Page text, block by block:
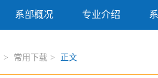
系部概况 专业介绍
> 常用下载 > 正文